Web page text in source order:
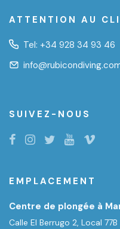
ATTENTION AU
Tel: +34 928 34 93 46
SUIVEZ-NOUS
EMPLACEMENT
Centre de plongée à
Calle El Berrugo 2, Local 77B